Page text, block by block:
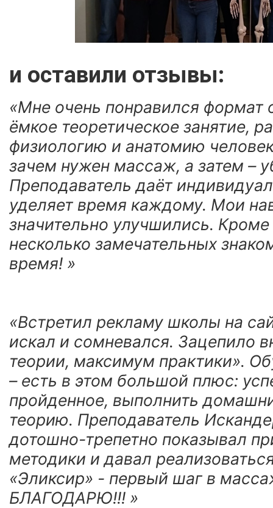
и оставили отзывы:
«Мне очень понравился формат
ёмкое теоретическое занятие,
физиологию и анатомию
зачем нужен массаж, а затем –
Преподаватель даёт
уделяет время каждому. Мои
значительно улучшились. Кроме
несколько замечательных
время! »
«Встретил рекламу школы на
искал и сомневался. Зацепило
теории, максимум практики».
– есть в этом большой плюс:
пройденное, выполнить
теорию. Преподаватель
дотошно-трепетно показывал
методики и давал
«Эликсир» - первый шаг в
БЛАГОДАРЮ!!! »